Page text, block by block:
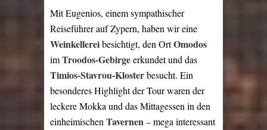
Mit Eugenios, einem sympathischer
Reiseführer auf Zypern, haben wir eine
Weinkellereibesichtigt, den OrtOmodos
imTroodos-Gebirgeerkundet und das
Timios-Stavrou-Klosterbesucht. Ein
besonderes Highlight der Tour waren der
leckere Mokka und das Mittagessen in den
einheimischen Tavernen– mega interessant